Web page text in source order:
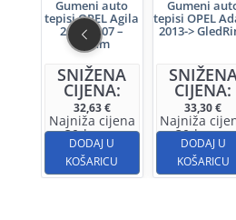
Gumeni auto
tepisi OPEL Agila
2000-2007 –
Rigum
SNIŽENA
CIJENA:
32,63€
Najniža cijena
u 30d:31,03€
DODAJ U
KOŠARICU
Gumeni
tepisi OPEL
2013->
CIJENA:
33,30€
Najniža
u 30d:31,69
DODAJ U
KOŠARICU